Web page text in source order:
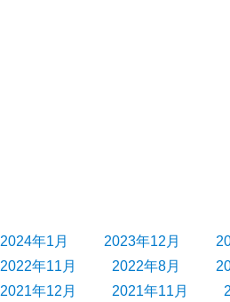
2024年1月 2023年12月
2022年11月 2022年8月
2021年12月 2021年11月